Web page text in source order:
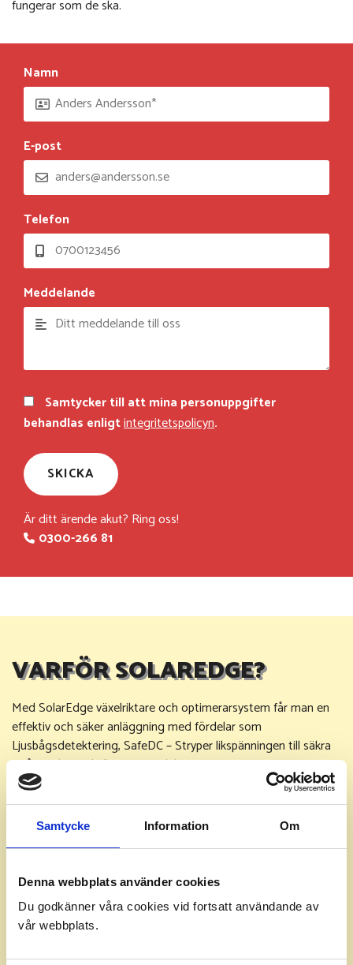
Samtycke Information Om
Denna webbplats använder cookies
Du godkänner våra cookies vid fortsatt användande av
vår webbplats.
fungerar som de ska.
Namn
E-post
Telefon
Meddelande
Samtycker till att mina personuppgifter
behandlas enligtintegritetspolicyn.
Är ditt ärende akut? Ring oss!​
0300-266 81
VARFÖR SOLAREDGE?
Med SolarEdge växelriktare och optimerarsystem får man en
effektiv och säker anläggning med fördelar som
Ljusbågsdetektering,SafeDC– Stryper likspänningen till säkra
nivåer vid nätfel eller om växelriktaren stängs av. Samt
monitorering av varje enskild solpanel och effektivisering under
skuggning.